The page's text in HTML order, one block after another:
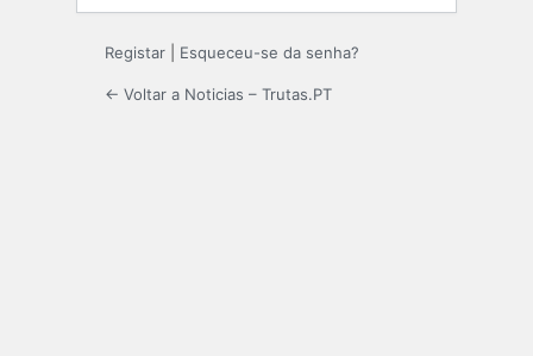
Registar Esqueceu-se da senha?
← Voltar a Noticias – Trutas.PT